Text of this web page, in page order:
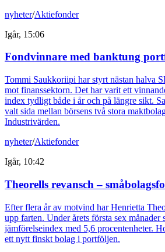
nyheter/Aktiefonder
Igår, 15:06
Fondvinnare med banktung
Tommi Saukkoriipi har styrt nästan halva
mot finanssektorn. Det har varit ett
index tydligt både i år och på längre sikt.
valt sida mellan börsens två stora
Industrivärden.
nyheter/Aktiefonder
Igår, 10:42
Theorells revansch –
Efter flera år av motvind har Henrietta
upp farten. Under årets första sex månader
jämförelseindex med 5,6 procentenheter.
ett nytt finskt bolag i portföljen.